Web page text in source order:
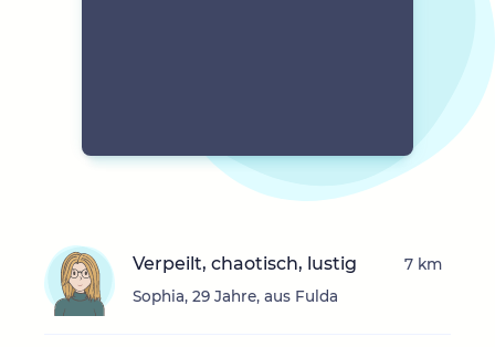
Verpeilt, chaotisch, lustig
Sophia, 29 Jahre, aus Fulda
7 km